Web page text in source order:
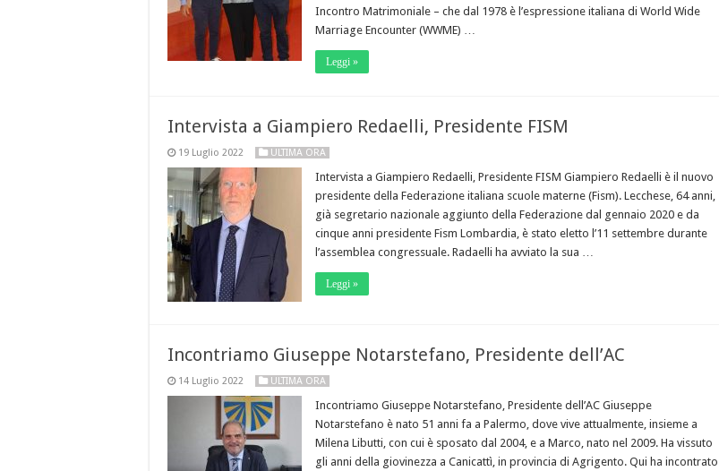
Incontro Matrimoniale – che dal 1978 è l’espressione italiana di World Wide
Marriage Encounter (WWME) …
Leggi »
Intervista a Giampiero Redaelli, Presidente FISM
19 Luglio 2022 ULTIMA ORA
Intervista a Giampiero Redaelli, Presidente FISM Giampiero Redaelli è il nuovo
presidente della Federazione italiana scuole materne (Fism). Lecchese, 64 anni,
già segretario nazionale aggiunto della Federazione dal gennaio 2020 e da
cinque anni presidente Fism Lombardia, è stato eletto l’11 settembre durante
l’assemblea congressuale. Radaelli ha avviato la sua …
Leggi »
Incontriamo Giuseppe Notarstefano, Presidente dell’AC
14 Luglio 2022 ULTIMA ORA
Incontriamo Giuseppe Notarstefano, Presidente dell’AC Giuseppe
Notarstefano è nato 51 anni fa a Palermo, dove vive attualmente, insieme a
Milena Libutti, con cui è sposato dal 2004, e a Marco, nato nel 2009. Ha vissuto
gli anni della giovinezza a Canicattì, in provincia di Agrigento. Qui ha incontrato